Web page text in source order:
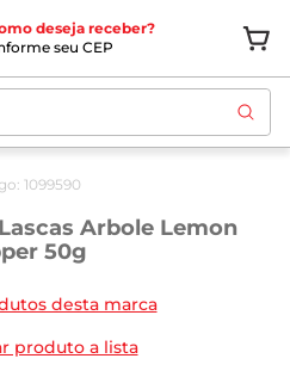
deseja receber?
seu CEP
: 1099590
Arbole Lemon
50g
desta marca
produto a lista